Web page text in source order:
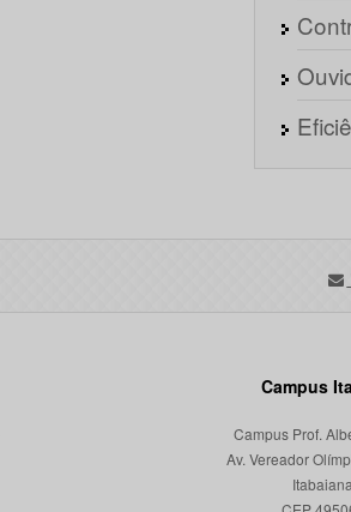
Campus
Campus Prof.
Av. Vereador